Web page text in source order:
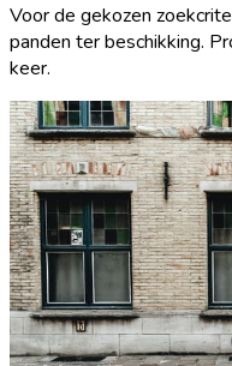
Voor de gekozen
panden ter beschikking.
keer.